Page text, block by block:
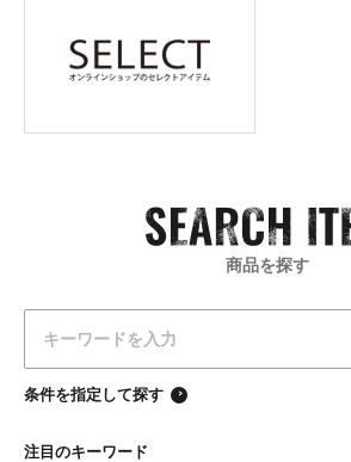
商品を探す
条件を指定して探す
注目のキーワード